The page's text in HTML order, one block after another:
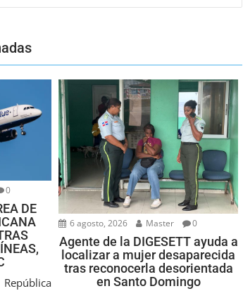
0
DE
6 agosto, 2026 Master 0
Agente de la DIGESETT ayuda a
localizar a mujer desaparecida
tras reconocerla desorientada
en Santo Domingo